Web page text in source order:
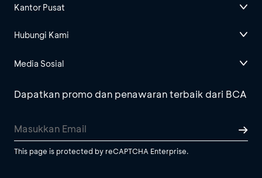
Kantor Pusat
Hubungi Kami
Media Sosial
Dapatkan promo dan penawaran terbaik dari BCA
This page is protected by reCAPTCHA Enterprise.